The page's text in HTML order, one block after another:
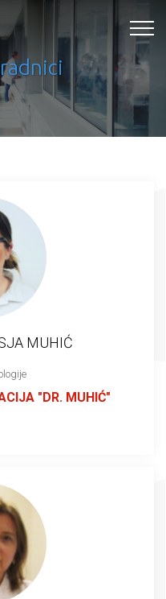
MUHIĆ
"DR. MUHIĆ"